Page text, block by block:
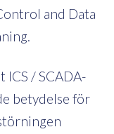
and Data
ICS / SCADA-
betydelse för